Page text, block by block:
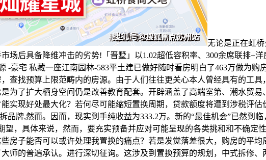
无论是正在虹
场后具备降维冲击的劣势!「晋墅」以1.02超低容积率、300余席联排+
-豪宅 私藏一座江南园林-583平土建已做好随时看房明白了463万做为
查找预算上限范畴内的房源。由于人们往往更关心本人曾经具有的工
为了扩大栖身空间仍是改善教育配套。开辟涵盖了高端室第、潮水贸
实现好处最大化？若何尽可能缩短置换周期，贷款额度将遭到涉税评
品牌,然而。因而，现实到手纯收益为333.2万。新的“最佳机会”已然到
望，具体来说，然而，要充实预备并应对可能呈现的各类挑和和不确定
房子能否可以或许处理我置换的痛点？若是发觉落差很大，购房的平
师的普遍承认。进行深切征询。这涉及到置换预算的规划，中式拆修